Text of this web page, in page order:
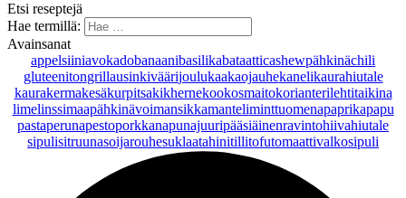
Etsi reseptejä
Hae termillä:
Avainsanat
appelsiiniavokadobanaanibasilikabataatticashewpähkinächili
gluteenitongrillausinkiväärijoulukaakaojauhekanelikaurahiutale
kaurakermakesäkurpitsakikhernekookosmaitokorianterilehtitaikina
limelinssimaapähkinävoimansikkamanteliminttuomenapaprikapapu
pastaperunapestoporkkanapunajuuripääsiäinenravintohiivahiutale
sipulisitruunasoijarouhesuklaatahinitillitofutomaattivalkosipuli